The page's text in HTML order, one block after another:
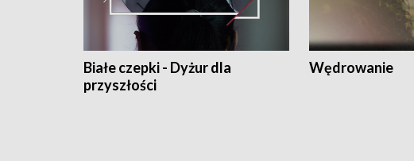
Białe czepki - Dyżur dla
przyszłości
Wędrowanie